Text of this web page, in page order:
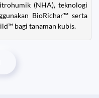
(NHA), teknologi
BioRichar™ serta
bagi tanaman kubis.